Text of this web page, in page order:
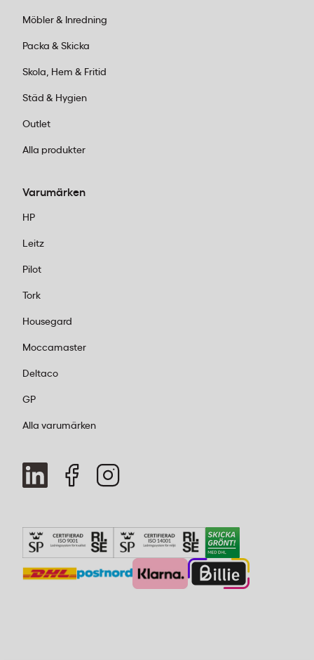
Möbler & Inredning
Packa & Skicka
Skola, Hem & Fritid
Städ & Hygien
Outlet
Alla produkter
Varumärken
HP
Leitz
Pilot
Tork
Housegard
Moccamaster
Deltaco
GP
Alla varumärken